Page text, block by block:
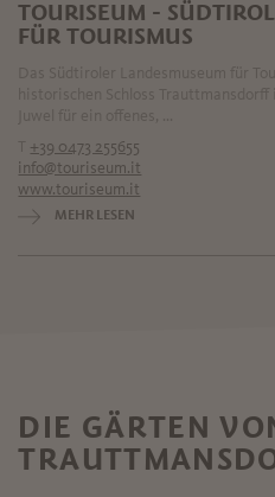
TOURISEUM -
FÜR TOURISMUS
+39 0473 255655
info@touriseum.it
www.touriseum.it
MEHR LESEN
DIE GÄRTEN